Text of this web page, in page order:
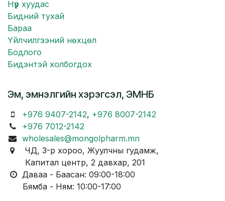
Нүүр хуудас
Бидний тухай
Бараа
Үйлчилгээний нөхцөл
Бодлого
Бидэнтэй холбогдох
Эм, эмнэлгийн хэрэгсэл, ЭМНБ
+976 9407-2142, +976 8007-2142
+976 7012-2142
wholesales@mongolpharm.mn
ЧД, 3-р хороо, Жуулчны гудамж,
Капитал центр, 2 давхар, 201
Даваа - Баасан: 09:00-18:00
Бямба - Ням: 10:00-17:00